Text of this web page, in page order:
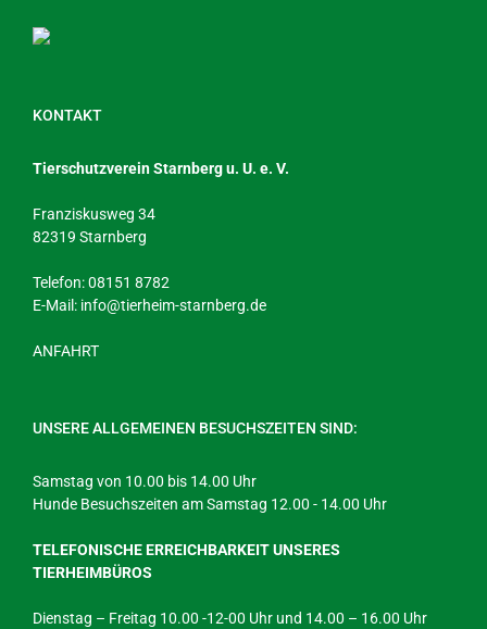
KONTAKT
Tierschutzverein Starnberg u. U. e. V.
Franziskusweg 34
82319 Starnberg
Telefon: 08151 8782
E-Mail: info@tierheim-starnberg.de
ANFAHRT
UNSERE ALLGEMEINEN BESUCHSZEITEN SIND:
Samstag von 10.00 bis 14.00 Uhr
Hunde Besuchszeiten am Samstag 12.00 - 14.00 Uhr
TELEFONISCHE ERREICHBARKEIT UNSERES
TIERHEIMBÜROS
Dienstag – Freitag 10.00 -12-00 Uhr und 14.00 – 16.00 Uhr